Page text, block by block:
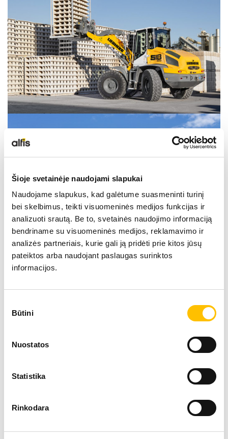
Šioje svetainėje naudojami slapukai
Naudojame slapukus, kad galėtume suasmeninti turinį
bei skelbimus, teikti visuomeninės medijos funkcijas ir
analizuoti srautą. Be to, svetainės naudojimo informaciją
bendriname su visuomeninės medijos, reklamavimo ir
analizės partneriais, kurie gali ją pridėti prie kitos jūsų
pateiktos arba naudojant paslaugas surinktos
informacijos.
pasirinkimas
Būtini
Nuostatos
Statistika
Rinkodara
KARJERAS IESPĒJAS
APIE MUS
KONTAKTI